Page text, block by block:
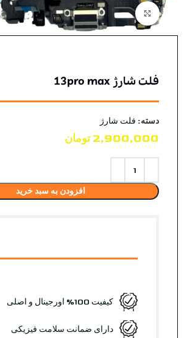
بزرگنمایی تصویر
فلت شارژ 13pro max
دسته: فلت شارژ
2,900,000 تومان
افزودن به سبد خرید
کیفیت 100% اورجینال و اصلی
دارای ضمانت سلامت فیزیکی